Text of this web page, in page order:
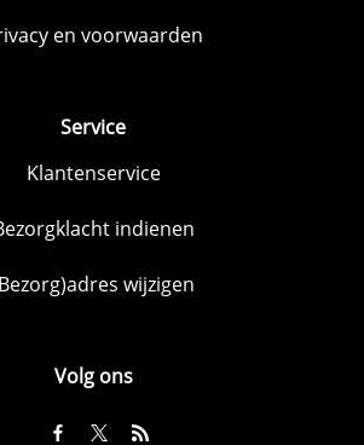
en voorwaarden
Service
Klantenservice
indienen
wijzigen
Volg ons